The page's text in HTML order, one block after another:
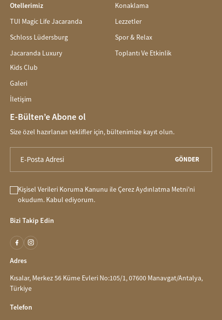
Otellerimiz
TUI Magic Life Jacaranda
Schloss Lüdersburg
Jacaranda Luxury
Konaklama
Lezzetler
Spor & Relax
Toplantı Ve Etkinlik
Kids Club
Galeri
İletişim
E-Bülten’e Abone ol
Size özel hazırlanan teklifler için, bültenimize kayıt olun.
GÖNDER
Kişisel Verileri Koruma Kanunu ileÇerez Aydınlatma Metni’ni
okudum. Kabul ediyorum.
Bizi Takip Edin
Adres
Kısalar, Merkez 56 Küme Evleri No:105/1, 07600 Manavgat/Antalya,
Türkiye
Telefon